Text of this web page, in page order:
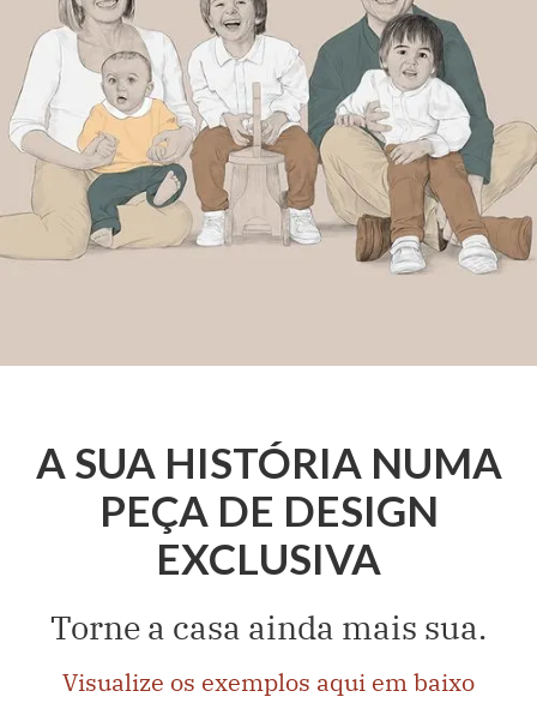
A SUA HISTÓRIA NUMA
PEÇA DE DESIGN
EXCLUSIVA
Torne a casa ainda mais sua.
Visualize os exemplos aqui em baixo